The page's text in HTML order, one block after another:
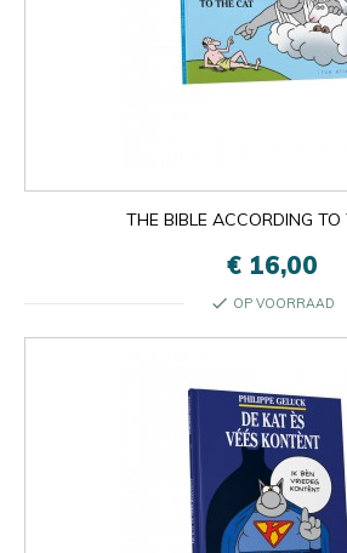
THE BIBLE ACCORDING
€ 16,00
check OP VOORRAAD
close
